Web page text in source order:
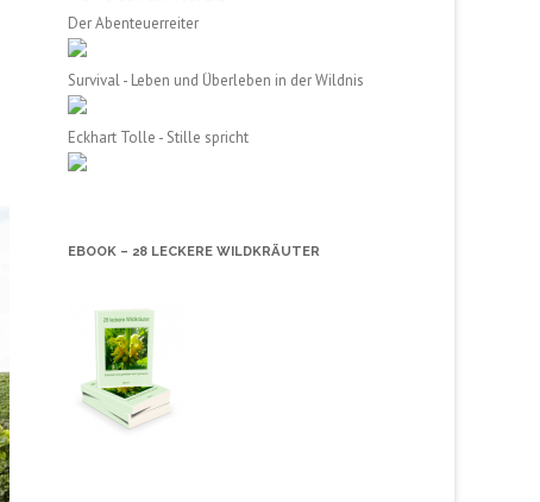
Der Abenteuerreiter
Survival - Leben und Überleben in der Wildnis
Eckhart Tolle - Stille spricht
EBOOK – 28 LECKERE WILDKRÄUTER